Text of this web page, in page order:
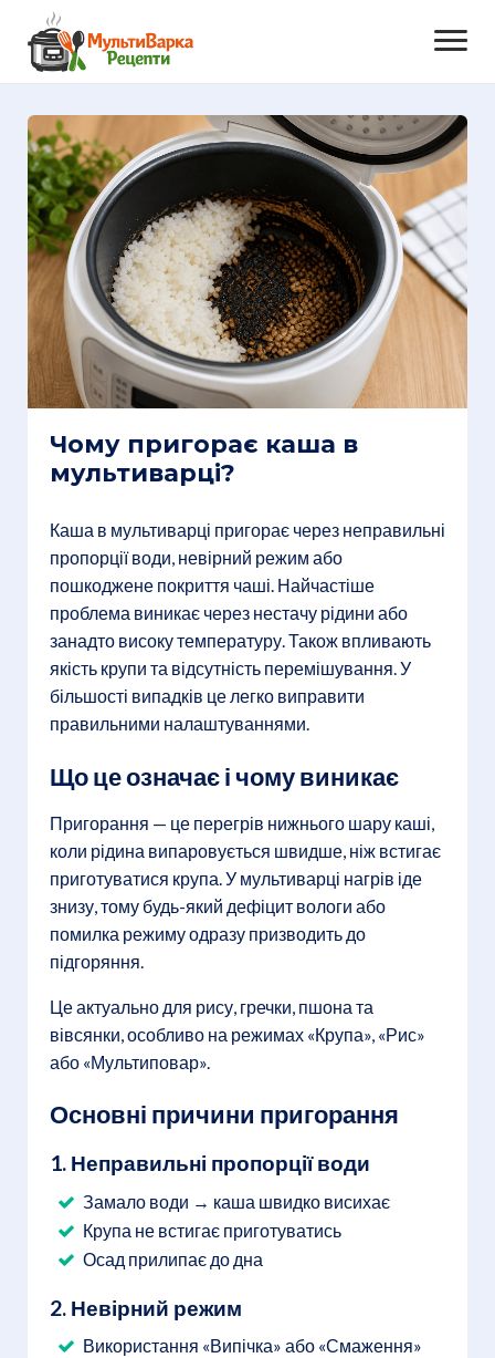
Чому пригорає каша в
мультиварці?
Каша в мультиварці пригорає через неправильні
пропорції води, невірний режим або
пошкоджене покриття чаші. Найчастіше
проблема виникає через нестачу рідини або
занадто високу температуру. Також впливають
якість крупи та відсутність перемішування. У
більшості випадків це легко виправити
правильними налаштуваннями.
Що це означає і чому виникає
Пригорання — це перегрів нижнього шару каші,
коли рідина випаровується швидше, ніж встигає
приготуватися крупа. У мультиварці нагрів іде
знизу, тому будь-який дефіцит вологи або
помилка режиму одразу призводить до
підгоряння.
Це актуально для рису, гречки, пшона та
вівсянки, особливо на режимах «Крупа», «Рис»
або «Мультиповар».
Основні причини пригорання
1. Неправильні пропорції води
Замало води → каша швидко висихає
Крупа не встигає приготуватись
Осад прилипає до дна
2. Невірний режим
Використання «Випічка» або «Смаження»